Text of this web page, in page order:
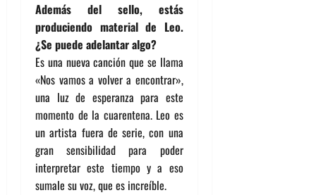
Además del sello, estás
produciendo material de Leo.
¿Se puede adelantar algo?
Es una nueva canción que se llama
«Nos vamos a volver a encontrar»,
una luz de esperanza para este
momento de la cuarentena. Leo es
un artista fuera de serie, con una
gran sensibilidad para poder
interpretar este tiempo y a eso
sumale su voz, que es increíble.